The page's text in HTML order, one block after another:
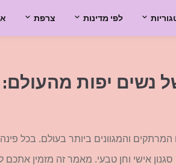
לפי מדינות צרפת
יפות מהעולם:
המרתקים והמגוונים ביותר בעולם. בכל
אישי וחן טבעי. מאמר זה מזמין אתכם